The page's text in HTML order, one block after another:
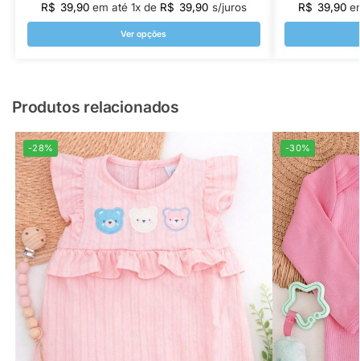
R$ 39,90 em até 1x de R$ 39,90 s/juros
Ver opções
R$ 39,90
Produtos relacionados
-28% -30%